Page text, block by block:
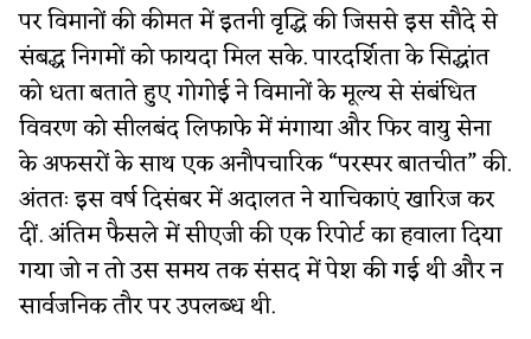
पर विमानों की कीमत में इतनी वृद्धि की जिससे इस सौदे से
संबद्ध निगमों को फायदा मिल सके. पारदर्शिता के सिद्धांत
को धता बताते हुए गोगोई ने विमानों के मूल्य से संबंधित
विवरण को सीलबंद लिफाफे में मंगाया और फिर वायु सेना
के अफसरों के साथ एक अनौपचारिक “परस्पर बातचीत” की.
अंततः इस वर्ष दिसंबर में अदालत ने याचिकाएं खारिज कर
दीं. अंतिम फैसले में सीएजी की एक रिपोर्ट का हवाला दिया
गया जो न तो उस समय तक संसद में पेश की गई थी और न
सार्वजनिक तौर पर उपलब्ध थी.